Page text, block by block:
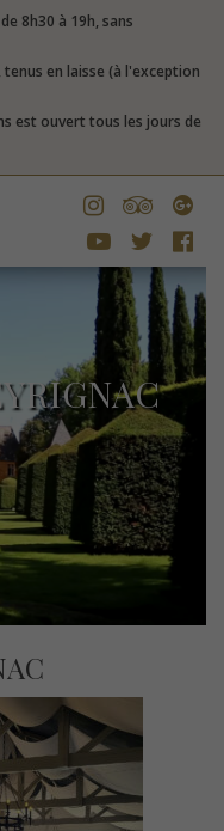
8h30 à 19h, sans
tenus en laisse (à l'exception
est ouvert tous les jours de